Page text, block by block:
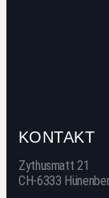
KONTAKT
Zythusmatt 21
CH-6333